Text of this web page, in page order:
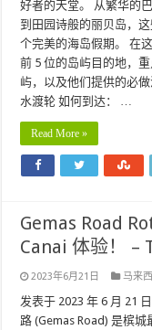
好者的天堂。 从繁华的
到田园诗般的丽贝岛，
个完美的海岛假期。 在
前 5 位的岛屿目的地，
屿，以及他们提供的必
水渡轮 如何到达： …
Read More »
Gemas Road
Canai 体验！ –
2023年6月21日 马来
发表于 2023 年 6 月 21
路 (Gemas Road) 是槟